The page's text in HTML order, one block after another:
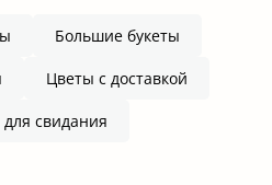
Большие букеты
Цветы с доставкой
для свидания